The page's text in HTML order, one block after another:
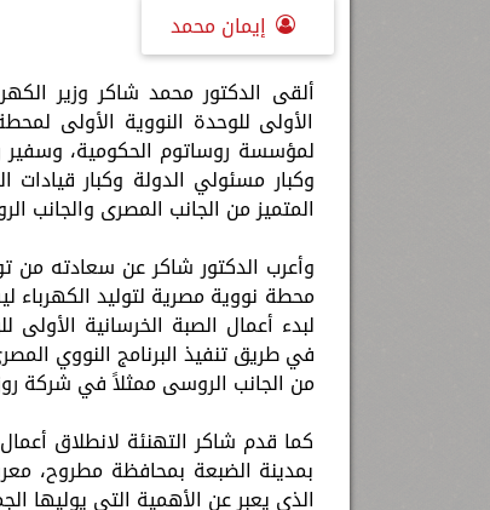
إيمان محمد
ألقى الدكتور محمد شاكر وزير
الأولى للوحدة النووية الأولى
لمؤسسة روساتوم الحكومية، وسفير
وكبار مسئولي الدولة وكبار قيادات
المتميز من الجانب المصرى والجانب
وأعرب الدكتور شاكر عن سعادته من
محطة نووية مصرية لتوليد الكهرباء
لبدء أعمال الصبة الخرسانية
في طريق تنفيذ البرنامج النووي
من الجانب الروسى ممثلاً في شركة
كما قدم شاكر التهنئة لانطلاق
بمدينة الضبعة بمحافظة مطروح،
الذى يعبر عن الأهمية التي يوليها